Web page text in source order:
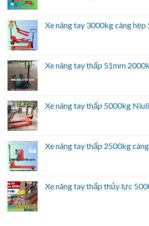
Xe nâng tay 3000kg càng
Xe nâng tay thấp 51mm
Xe nâng tay thấp 5000kg Niuli
Xe nâng tay thấp 2500kg
Xe nâng tay thấp thủy lực